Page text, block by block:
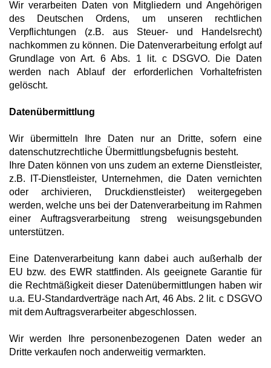
Wir verarbeiten Daten von Mitgliedern und Angehörigen
des Deutschen Ordens, um unseren rechtlichen
Verpflichtungen (z.B. aus Steuer- und Handelsrecht)
nachkommen zu können. Die Datenverarbeitung erfolgt auf
Grundlage von Art. 6 Abs. 1 lit. c DSGVO. Die Daten
werden nach Ablauf der erforderlichen Vorhaltefristen
gelöscht.
Datenübermittlung
Wir übermitteln Ihre Daten nur an Dritte, sofern eine
datenschutzrechtliche Übermittlungsbefugnis besteht.
Ihre Daten können von uns zudem an externe Dienstleister,
z.B. IT-Dienstleister, Unternehmen, die Daten vernichten
oder archivieren, Druckdienstleister) weitergegeben
werden, welche uns bei der Datenverarbeitung im Rahmen
einer Auftragsverarbeitung streng weisungsgebunden
unterstützen.
Eine Datenverarbeitung kann dabei auch außerhalb der
EU bzw. des EWR stattfinden. Als geeignete Garantie für
die Rechtmäßigkeit dieser Datenübermittlungen haben wir
u.a. EU-Standardverträge nach Art, 46 Abs. 2 lit. c DSGVO
mit dem Auftragsverarbeiter abgeschlossen.
Wir werden Ihre personenbezogenen Daten weder an
Dritte verkaufen noch anderweitig vermarkten.